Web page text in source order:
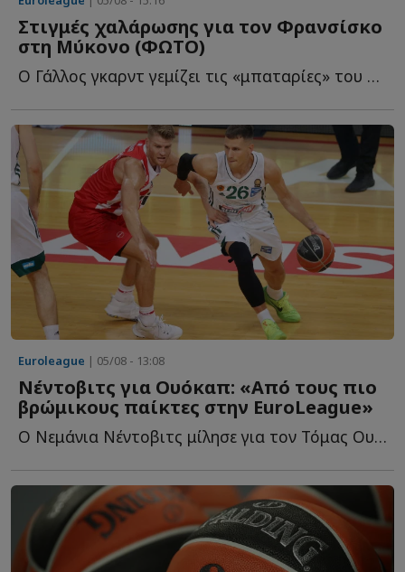
Στιγμές χαλάρωσης για τον Φρανσίσκο
στη Μύκονο (ΦΩΤΟ)
Ο Γάλλος γκαρντ γεμίζει τις «μπαταρίες» του στο «νησί τ...
Euroleague | 05/08 - 13:08
Νέντοβιτς για Ουόκαπ: «Aπό τους πιο
βρώμικους παίκτες στην EuroLeague»
Ο Νεμάνια Νέντοβιτς μίλησε για τον Τόμας Ουόκαπ και θ...